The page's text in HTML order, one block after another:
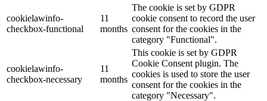
cookielawinfo-
checkbox-functional
11
months
The cookie is set by GDPR
cookie consent to record the user
consent for the cookies in the
category "Functional".
cookielawinfo-
checkbox-necessary
11
months
This cookie is set by GDPR
Cookie Consent plugin. The
cookies is used to store the user
consent for the cookies in the
category "Necessary".